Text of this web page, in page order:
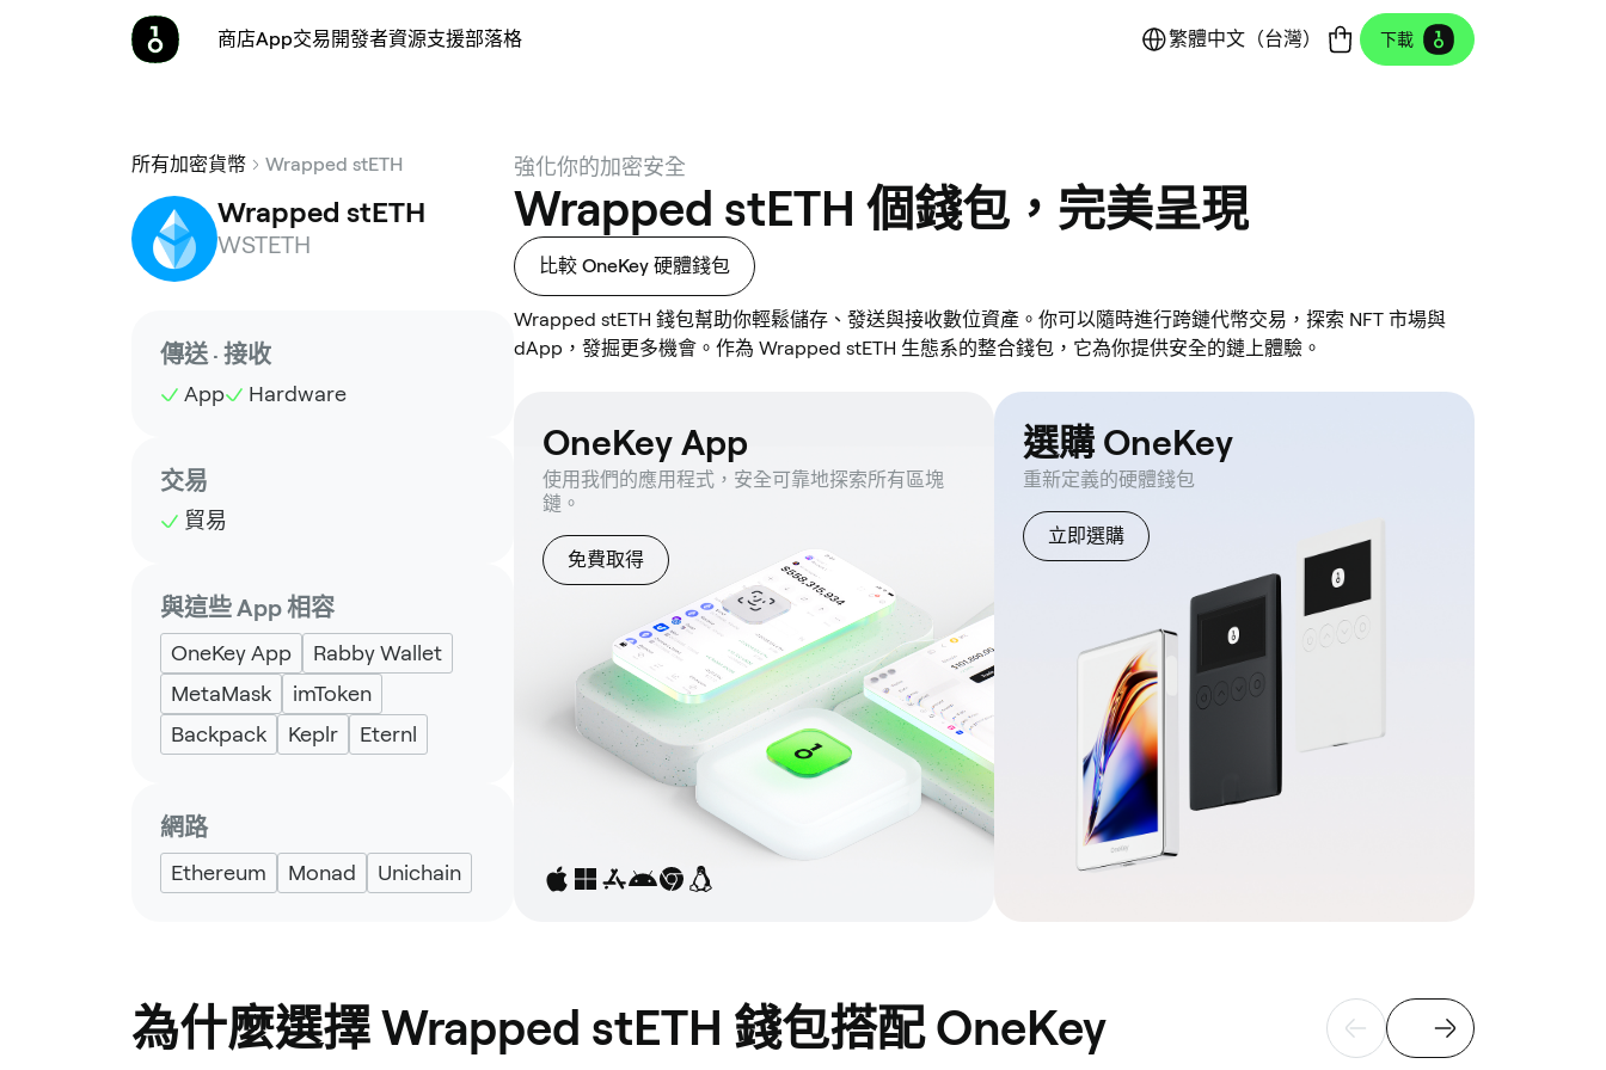
商店App交易開發者資源支援部落格 繁體中文（台灣） 下載
所有加密貨幣 Wrapped stETH
Wrapped stETH
WSTETH
傳送 · 接收
App Hardware
交易
貿易
與這些 App 相容
OneKey App
Rabby Wallet
MetaMask
imToken
Backpack
Keplr Eternl
網路
Ethereum Monad Unichain
強化你的加密安全
Wrapped stETH 個錢包，完美呈現
比較 OneKey 硬體錢包
Wrapped stETH 錢包幫助你輕鬆儲存、發送與接收數位資產。你可以隨時進行跨鏈代幣交易，探索 NFT 市場與
dApp，發掘更多機會。作為 Wrapped stETH 生態系的整合錢包，它為你提供安全的鏈上體驗。
OneKey App
使用我們的應用程式，安全可靠地探索所有區塊
鏈。
免費取得
選購 OneKey
重新定義的硬體錢包
立即選購
為什麼選擇 Wrapped stETH 錢包搭配 OneKey